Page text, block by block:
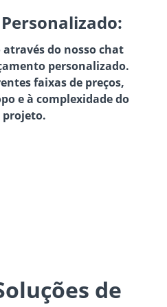
através do nosso chat
personalizado.
faixas de preços,
e à complexidade do
projeto.
de